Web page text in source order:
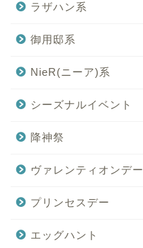
ラザハン系
御用邸系
NieR(ニーア)系
シーズナルイベント
降神祭
ヴァレンティオンデー
プリンセスデー
エッグハント